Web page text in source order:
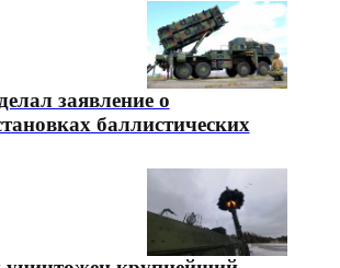
заявление о
баллистических